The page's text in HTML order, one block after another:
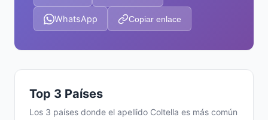
WhatsApp Copiar enlace
Top 3 Países
Los 3 países donde el apellido Coltella es más común